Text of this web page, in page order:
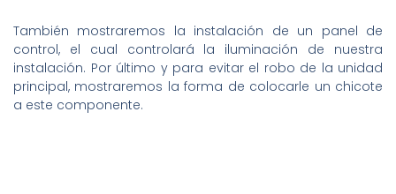
También mostraremos la instalación de un panel de
control, el cual controlará la iluminación de nuestra
instalación. Por último y para evitar el robo de la unidad
principal, mostraremos la forma de colocarle un chicote
a este componente.